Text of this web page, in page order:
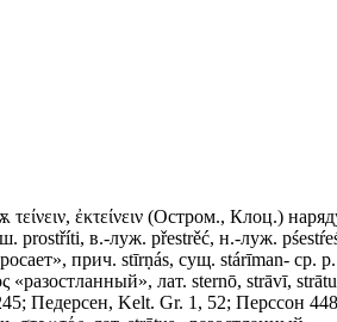
τείνειν, ἐκτείνειν (Остром., Клоц.)
prostříti, в.-луж. přestrěć, н.-луж.
прич. stīrṇás, сущ. stárīman- ср.
«разостланный», лат. sternō, strāvī,
Педерсен, Kelt. Gr. 1, 52; Перссон